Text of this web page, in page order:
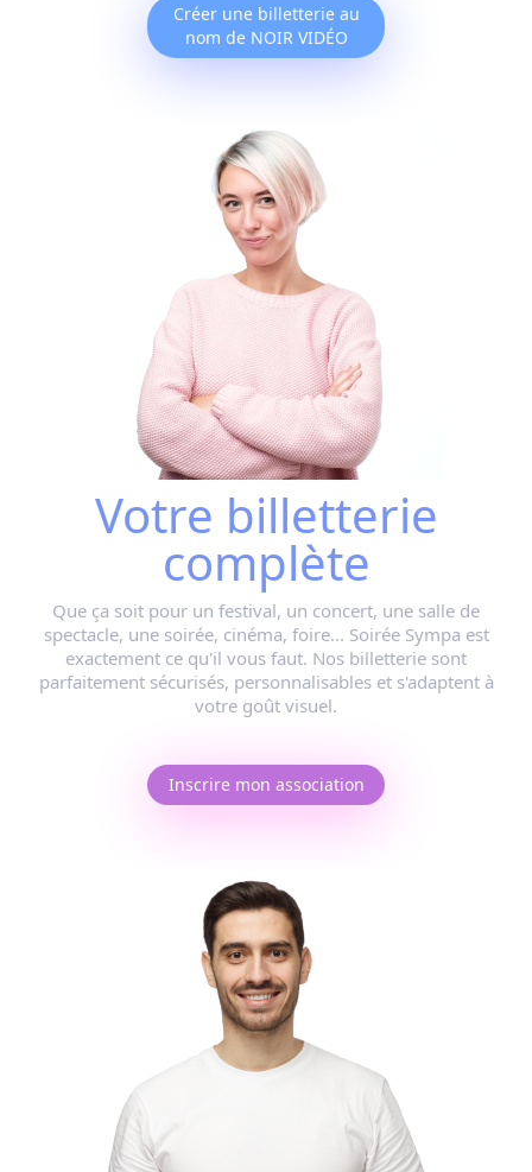
Créer une billetterie au
nom de NOIR VIDÉO
Votre billetterie
complète
Que ça soit pour un festival, un concert, une salle de
spectacle, une soirée, cinéma, foire... Soirée Sympa est
exactement ce qu'il vous faut. Nos billetterie sont
parfaitement sécurisés, personnalisables et s'adaptent à
votre goût visuel.
Inscrire mon association